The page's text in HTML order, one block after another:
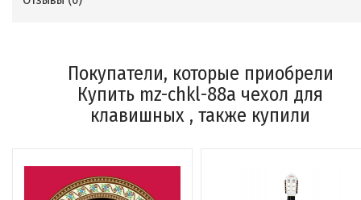
Покупатели, которые приобрели
Купить mz-chkl-88а чехол для
клавишных , также купили